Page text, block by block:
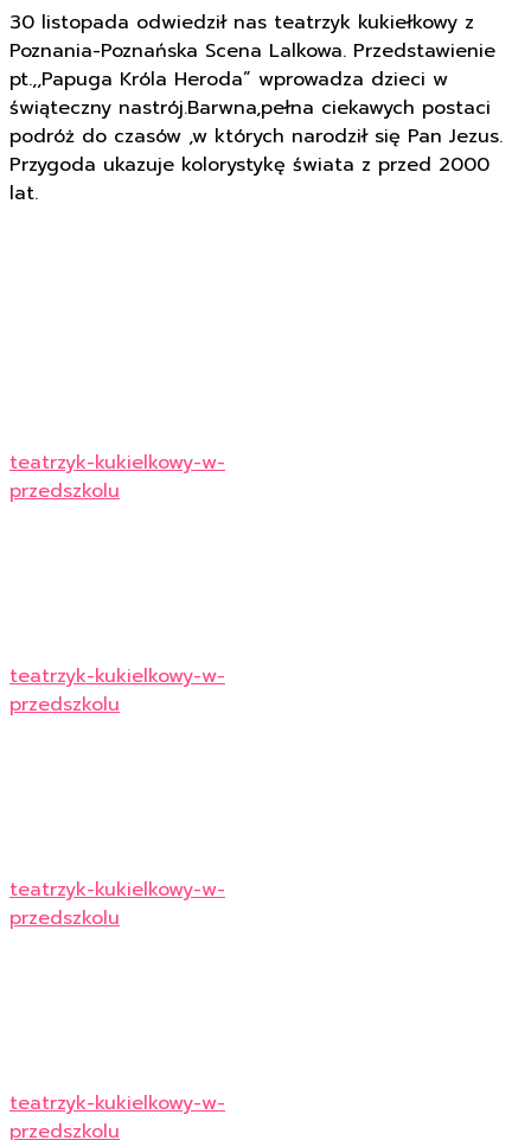
30 listopada odwiedził nas teatrzyk kukiełkowy z
Poznania-Poznańska Scena Lalkowa. Przedstawienie
pt.,,Papuga Króla Heroda” wprowadza dzieci w
świąteczny nastrój.Barwna,pełna ciekawych postaci
podróż do czasów ,w których narodził się Pan Jezus.
Przygoda ukazuje kolorystykę świata z przed 2000
lat.
teatrzyk-kukielkowy-w-
przedszkolu
teatrzyk-kukielkowy-w-
przedszkolu
teatrzyk-kukielkowy-w-
przedszkolu
teatrzyk-kukielkowy-w-
przedszkolu